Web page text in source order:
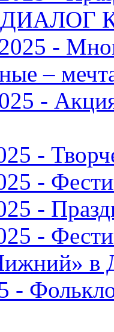
«ДИАЛОГ
-
–
-
-
-
-
-
в
-